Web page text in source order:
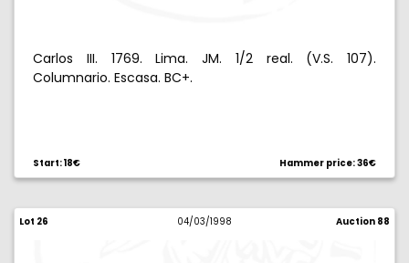
Carlos III. 1769. Lima. JM. 1/2 real. (V.S. 107).
Columnario. Escasa. BC+.
Start: 18€ Hammer price: 36€
Lot 26 04/03/1998 Auction 88